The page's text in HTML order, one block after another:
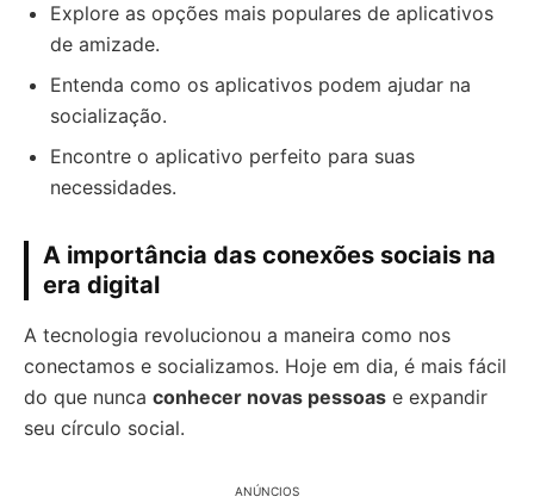
Explore as opções mais populares de aplicativos
de amizade.
Entenda como os aplicativos podem ajudar na
socialização.
Encontre o aplicativo perfeito para suas
necessidades.
A importância das conexões sociais na
era digital
A tecnologia revolucionou a maneira como nos
conectamos e socializamos. Hoje em dia, é mais fácil
do que nunca conhecer novas pessoas e expandir
seu círculo social.
ANÚNCIOS